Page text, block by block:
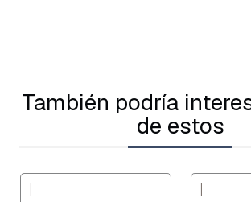
También podría
de estos